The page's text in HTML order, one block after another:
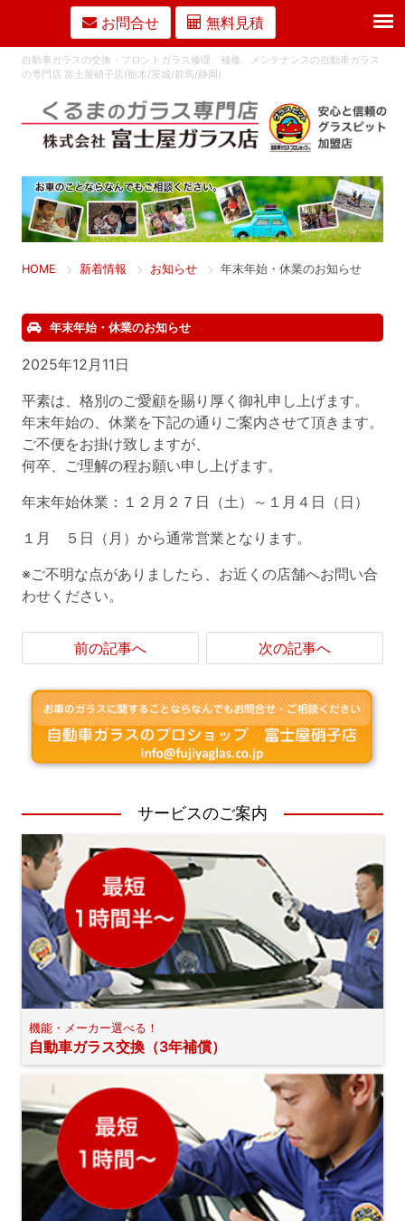
自動車ガラスの交換・フロントガラス修理、補修、メンテナンスの自動車ガラス
の専門店 富士屋硝子店(栃木/茨城/群馬/静岡)
HOME 新着情報 お知らせ 年末年始・休業のお知らせ
年末年始・休業のお知らせ
2025年12月11日
平素は、格別のご愛顧を賜り厚く御礼申し上げます。
年末年始の、休業を下記の通りご案内させて頂きます。
ご不便をお掛け致しますが、
何卒、ご理解の程お願い申し上げます。
年末年始休業：１２月２７日（土）～１月４日（日）
１月 ５日（月）から通常営業となります。
※ご不明な点がありましたら、お近くの店舗へお問い合
わせください。
前の記事へ 次の記事へ
サービスのご案内
機能・メーカー選べる！
自動車ガラス交換（3年補償）
お問合せ 無料見積